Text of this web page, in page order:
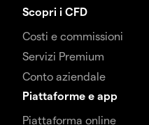
Scopri i CFD
Costi e commissioni
Servizi Premium
Conto aziendale
Piattaforme e app
Piattaforma online